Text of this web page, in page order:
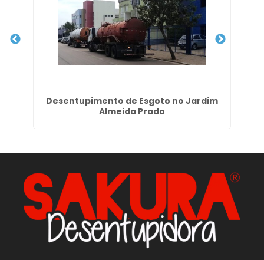
Desentupimento de Esgoto no Jardim
Almeida Prado